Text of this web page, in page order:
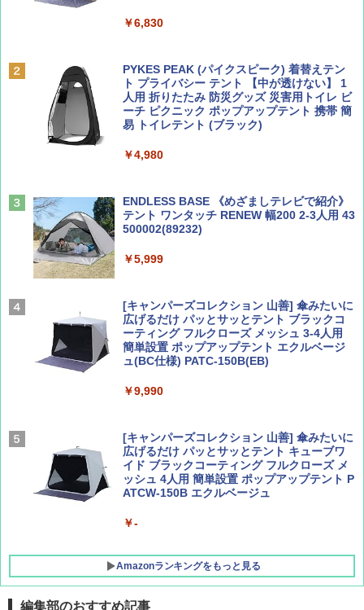
￥713
AIRLINE（エアライン）2026年9月号【特
集】ボーイング110周年を祝して！
￥1,760
￥2,079
球の歩き方A ヨーロッパ
ァキア 2026～2027 地球の歩き方A ヨーロッ
￥2,277
新しい日本地理 地図・統計・移動から読み
解く (講談社現代新書)
￥1,540
￥6,830
PYKES PEAK (パイクスピーク) 着替えテン
ト プライバシー テント 【中が透けない】 1
人用 折りたたみ 防災グッズ 災害用トイレ ビ
ーチ ピクニック ポップアップテント 携帯 簡
易 トイレテント (ブラック)
￥4,980
ENDLESS BASE 《めざましテレビで紹介》
テント ワンタッチ RENEW 幅200 2-3人用 43
500002(89232)
￥5,999
[キャンパーズコレクション 山善] 傘みたいに
広げるだけ パッとサッとテント ブラックコ
ーティング フルクローズ メッシュ 3-4人用
簡単設置 ポップアップテント エクルベージ
ュ(BC仕様) PATC-150B(EB)
￥9,990
[キャンパーズコレクション 山善] 傘みたいに
広げるだけ パッとサッとテント キューブワ
イド ブラックコーティング フルクローズ メ
ッシュ 4人用 簡単設置 ポップアップテント P
ATCW-150B エクルベージュ
￥-
Amazonランキングをもっと見る
編集部のおすすめ記事